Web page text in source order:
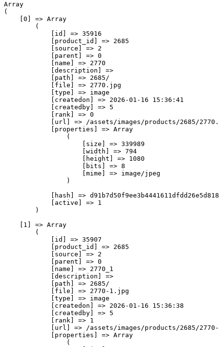
Array
(
    [0] => Array
        (
            [id] => 35916
            [product_id] => 2685
            [source] => 2
            [parent] => 0
            [name] => 2770
            [description] =>
            [path] => 2685/
            [file] => 2770.jpg
            [type] => image
            [createdon] => 2026-01-16 15:36:41
            [createdby] => 5
            [rank] => 0
[url] => /assets/images/products/2685/
            [properties] => Array
                (
                    [size] => 339989
                    [width] => 794
                    [height] => 1080
                    [bits] => 8
                    [mime] => image/jpeg
                )
[hash] =>
            [active] => 1
        )
    [1] => Array
        (
            [id] => 35907
            [product_id] => 2685
            [source] => 2
            [parent] => 0
            [name] => 2770_1
            [description] =>
            [path] => 2685/
            [file] => 2770-1.jpg
            [type] => image
            [createdon] => 2026-01-16 15:36:38
            [createdby] => 5
            [rank] => 1
[url] => /assets/images/products/2685/
            [properties] => Array
                (